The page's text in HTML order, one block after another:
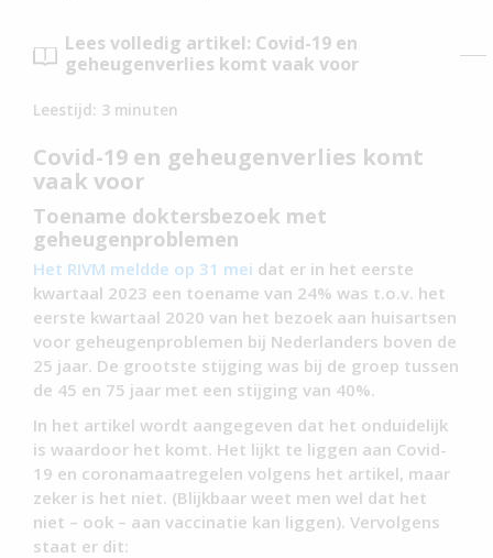
Lees volledig artikel: Covid-19 en
geheugenverlies komt vaak voor
Leestijd: 3 minuten
Covid-19 en geheugenverlies komt
vaak voor
Toename doktersbezoek met
geheugenproblemen
Het RIVM meldde op 31 mei dat er in het eerste
kwartaal 2023 een toename van 24% was t.o.v. het
eerste kwartaal 2020 van het bezoek aan huisartsen
voor geheugenproblemen bij Nederlanders boven de
25 jaar. De grootste stijging was bij de groep tussen
de 45 en 75 jaar met een stijging van 40%.
In het artikel wordt aangegeven dat het onduidelijk
is waardoor het komt. Het lijkt te liggen aan Covid-
19 en coronamaatregelen volgens het artikel, maar
zeker is het niet. (Blijkbaar weet men wel dat het
niet – ook – aan vaccinatie kan liggen). Vervolgens
staat er dit: